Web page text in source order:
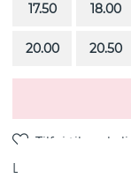
17.50 18.00
20.00 20.50
Levering: